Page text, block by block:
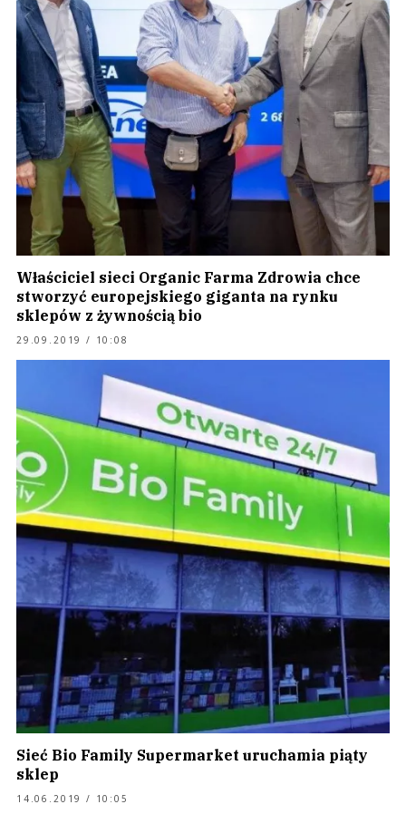
Właściciel sieci Organic Farma Zdrowia chce
stworzyć europejskiego giganta na rynku
sklepów z żywnością bio
29.09.2019 / 10:08
Sieć Bio Family Supermarket uruchamia piąty
sklep
14.06.2019 / 10:05